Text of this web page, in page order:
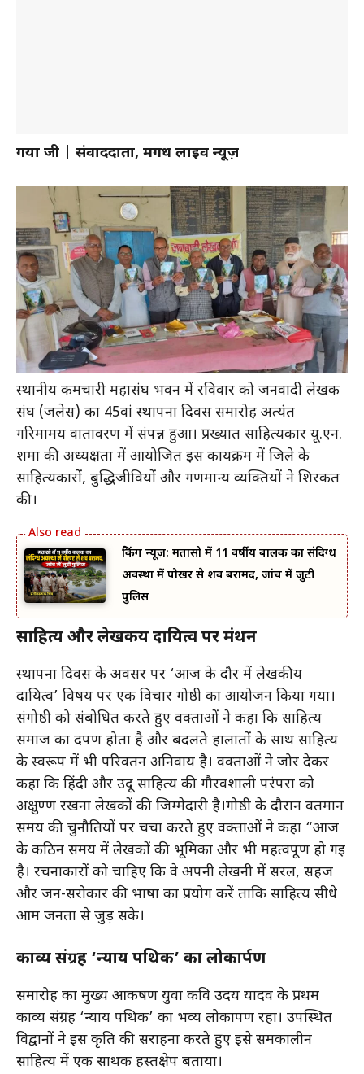
गया जी | संवाददाता, मगध लाइव न्यूज़
स्थानीय कर्मचारी महासंघ भवन में रविवार को जनवादी लेखक
संघ (जलेस) का 45वां स्थापना दिवस समारोह अत्यंत
गरिमामय वातावरण में संपन्न हुआ। प्रख्यात साहित्यकार यू.एन.
शर्मा की अध्यक्षता में आयोजित इस कार्यक्रम में जिले के
साहित्यकारों, बुद्धिजीवियों और गणमान्य व्यक्तियों ने शिरकत
की।
ब्रेकिंग न्यूज़: मतासो में 11 वर्षीय बालक का संदिग्ध
अवस्था में पोखर से शव बरामद, जांच में जुटी
पुलिस
साहित्य और लेखकीय दायित्व पर मंथन
स्थापना दिवस के अवसर पर ‘आज के दौर में लेखकीय
दायित्व’ विषय पर एक विचार गोष्ठी का आयोजन किया गया।
संगोष्ठी को संबोधित करते हुए वक्ताओं ने कहा कि साहित्य
समाज का दर्पण होता है और बदलते हालातों के साथ साहित्य
के स्वरूप में भी परिवर्तन अनिवार्य है। वक्ताओं ने जोर देकर
कहा कि हिंदी और उर्दू साहित्य की गौरवशाली परंपरा को
अक्षुण्ण रखना लेखकों की जिम्मेदारी है।गोष्ठी के दौरान वर्तमान
समय की चुनौतियों पर चर्चा करते हुए वक्ताओं ने कहा “आज
के कठिन समय में लेखकों की भूमिका और भी महत्वपूर्ण हो गई
है। रचनाकारों को चाहिए कि वे अपनी लेखनी में सरल, सहज
और जन-सरोकार की भाषा का प्रयोग करें ताकि साहित्य सीधे
आम जनता से जुड़ सके।
काव्य संग्रह ‘न्याय पथिक’ का लोकार्पण
समारोह का मुख्य आकर्षण युवा कवि उदय यादव के प्रथम
काव्य संग्रह ‘न्याय पथिक’ का भव्य लोकार्पण रहा। उपस्थित
विद्वानों ने इस कृति की सराहना करते हुए इसे समकालीन
साहित्य में एक सार्थक हस्तक्षेप बताया।